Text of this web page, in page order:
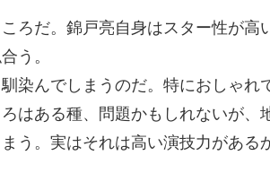
ろだ。錦戸亮自身はスター性が高
う。
染んでしまうのだ。特におしゃれ
はある種、問題かもしれないが、
う。実はそれは高い演技力がある